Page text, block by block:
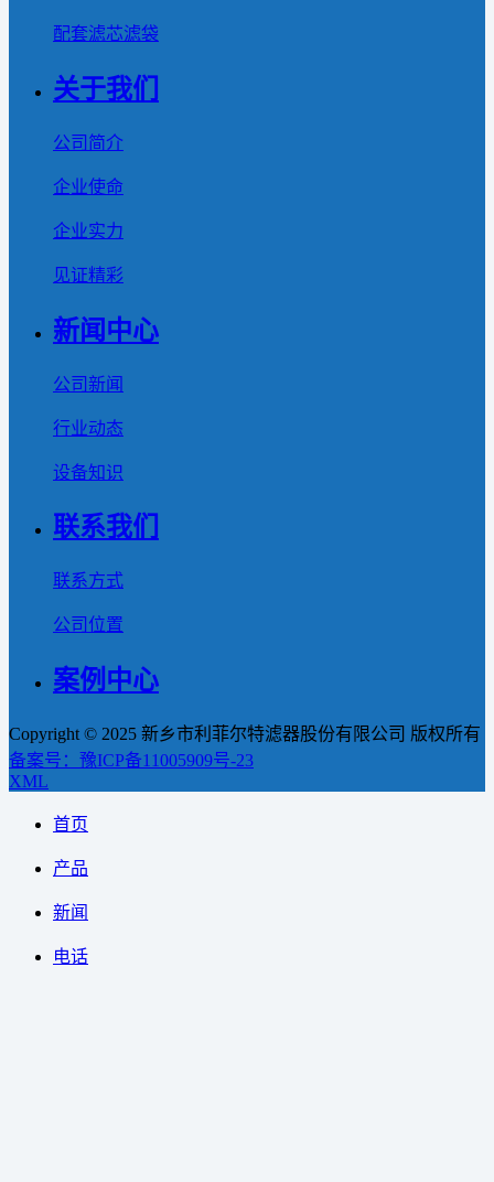
配套滤芯滤袋
关于我们
公司简介
企业使命
企业实力
见证精彩
新闻中心
公司新闻
行业动态
设备知识
联系我们
联系方式
公司位置
案例中心
Copyright © 2025 新乡市利菲尔特滤器股份有限公司 版权所有
备案号：豫ICP备11005909号-23
XML
首页
产品
新闻
电话